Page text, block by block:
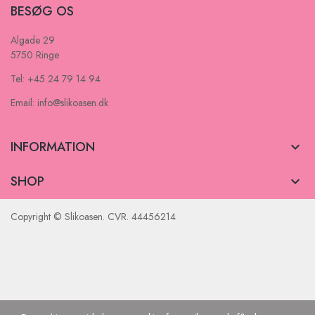
BESØG OS
Algade 29
5750 Ringe
Tel: +45 24 79 14 94
Email: info@slikoasen.dk
INFORMATION 
SHOP 
Copyright © Slikoasen. CVR. 44456214